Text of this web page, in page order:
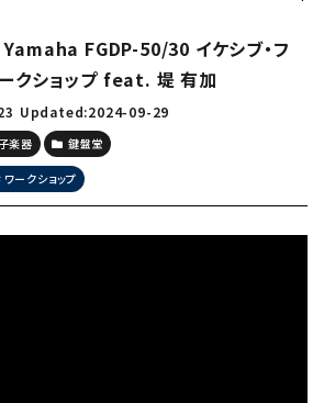
FGDP-50/30 イケシブ・フ
ークショップ feat. 堤 有加
Updated:2024-09-29
楽器 鍵盤堂
ワークショップ